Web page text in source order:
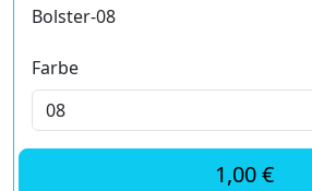
Bolster-08
Farbe
1,00 €